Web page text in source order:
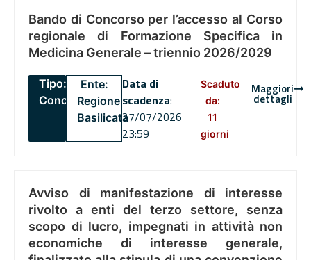
Bando di Concorso per l’accesso al Corso
regionale di Formazione Specifica in
Medicina Generale – triennio 2026/2029
Tipo:
Concorsi
Ente:
Regione
Basilicata
Data di
scadenza:
27/07/2026
23:59
Scaduto
da:
11
giorni
Maggiori
dettagli
Avviso di manifestazione di interesse
rivolto a enti del terzo settore, senza
scopo di lucro, impegnati in attività non
economiche di interesse generale,